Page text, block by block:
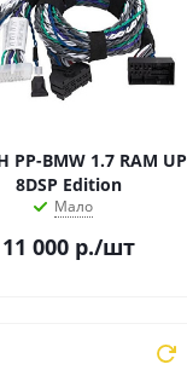
PP-BMW 1.7 RAM UP
8DSP Edition
Мало
11 000р./шт